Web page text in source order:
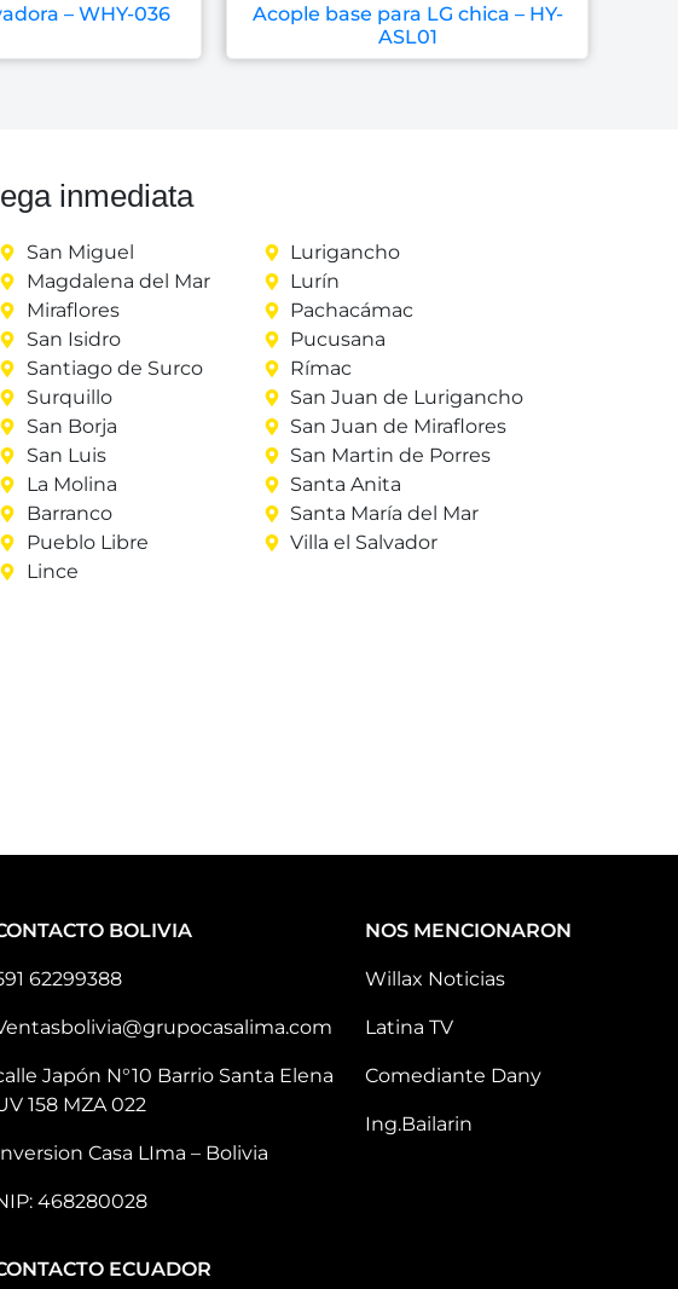
– WHY-036
Acople base para LG chica – HY-
ASL01
inmediata
San Miguel
Magdalena del Mar
Miraflores
San Isidro
Santiago de Surco
Surquillo
San Borja
San Luis
La Molina
Barranco
Pueblo Libre
Lince
Lurigancho
Lurín
Pachacámac
Pucusana
Rímac
San Juan de Lurigancho
San Juan de Miraflores
San Martin de Porres
Santa Anita
Santa María del Mar
Villa el Salvador
BOLIVIA
62299388
Japón N°10 Barrio Santa Elena
158 MZA 022
Casa LIma – Bolivia
468280028
ECUADOR
NOS MENCIONARON
Willax Noticias
Latina TV
Comediante Dany
Ing.Bailarin